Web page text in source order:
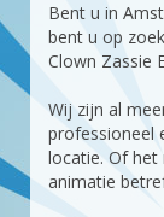
Bent u in
bent u op
Clown Zassie
Wij zijn al
professioneel
locatie. Of
animatie